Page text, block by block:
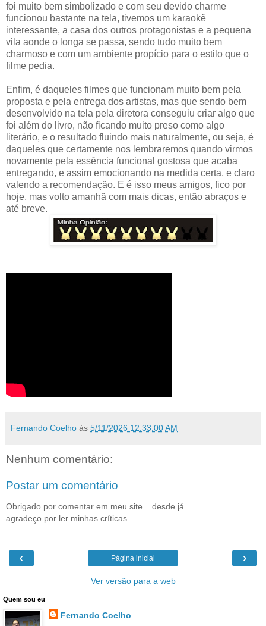
foi muito bem simbolizado e com seu devido charme
funcionou bastante na tela, tivemos um karaokê
interessante, a casa dos outros protagonistas e a pequena
vila aonde o longa se passa, sendo tudo muito bem
charmoso e com um ambiente propício para o estilo que o
filme pedia.
Enfim, é daqueles filmes que funcionam muito bem pela
proposta e pela entrega dos artistas, mas que sendo bem
desenvolvido na tela pela diretora conseguiu criar algo que
foi além do livro, não ficando muito preso como algo
literário, e o resultado fluindo mais naturalmente, ou seja, é
daqueles que certamente nos lembraremos quando virmos
novamente pela essência funcional gostosa que acaba
entregando, e assim emocionando na medida certa, e claro
valendo a recomendação. E é isso meus amigos, fico por
hoje, mas volto amanhã com mais dicas, então abraços e
até breve.
Fernando Coelho às 5/11/2026 12:33:00 AM
Nenhum comentário:
Postar um comentário
Obrigado por comentar em meu site... desde já
agradeço por ler minhas críticas...
‹ ›
Página inicial
Ver versão para a web
Quem sou eu
Fernando Coelho